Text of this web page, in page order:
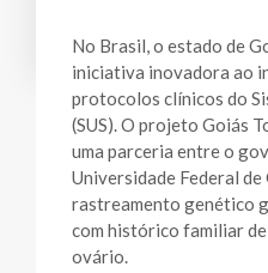
No Brasil, o estado de
iniciativa inovadora ao
protocolos clínicos do
(SUS). O projeto Goiás
uma parceria entre o
Universidade Federal
rastreamento genético
com histórico familiar de
ovário.